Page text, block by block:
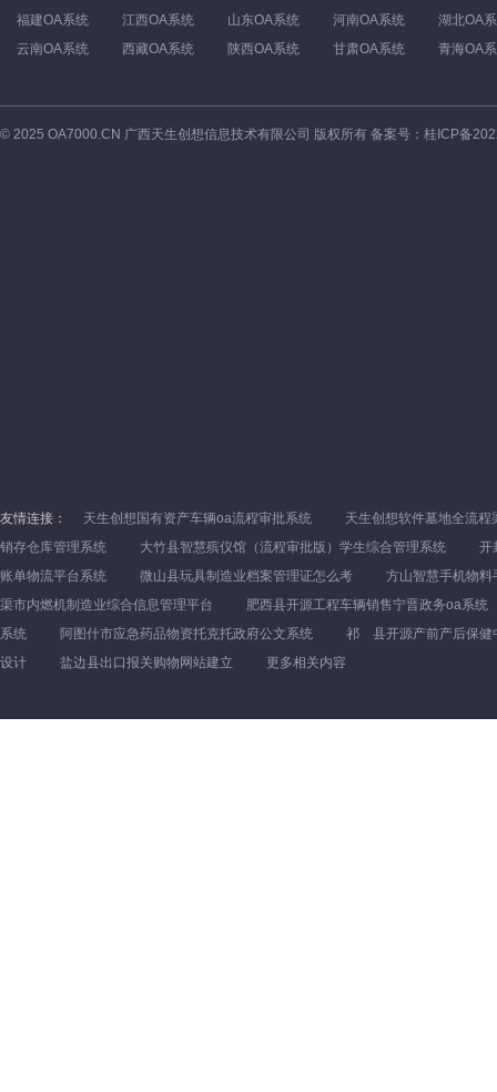
福建OA系统
江西OA系统 山东OA系统 河南OA系统
湖北OA
云南OA系统
西藏OA系统 陕西OA系统 甘肃OA系统 青海OA
© 2025 OA7000.CN 广西天生创想信息技术有限公司 版权所有 备案号： 桂ICP备
友情连接： 天生创想国有资产车辆oa流程审批系统
天生创想软件墓地全流程
销存仓库管理系统
大竹县智慧殡仪馆（流程审批版）学生综合管理系统
开
账单物流平台系统
微山县玩具制造业档案管理证怎么考
方山智慧手机物
渠市内燃机制造业综合信息管理平台
肥西县开源工程车辆销售宁晋政务oa系统
系统
阿图什市应急药品物资托克托政府公文系统
祁 县开源产前产后保健
设计
盐边县出口报关购物网站建立 更多相关内容